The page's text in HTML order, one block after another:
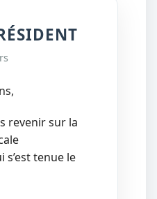
revenir sur la
s’est tenue le